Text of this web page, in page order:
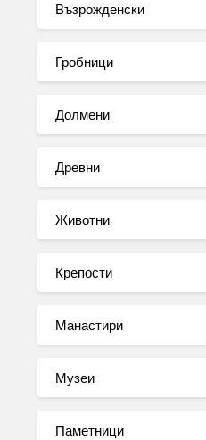
Възрожденски
Гробници
Долмени
Древни
Животни
Крепости
Манастири
Музеи
Паметници